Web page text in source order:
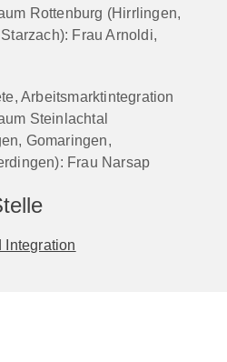
Rottenburg (Hirrlingen,
Frau Arnoldi,
Arbeitsmarktintegration
Steinlachtal
Gomaringen,
Frau Narsap
Integration